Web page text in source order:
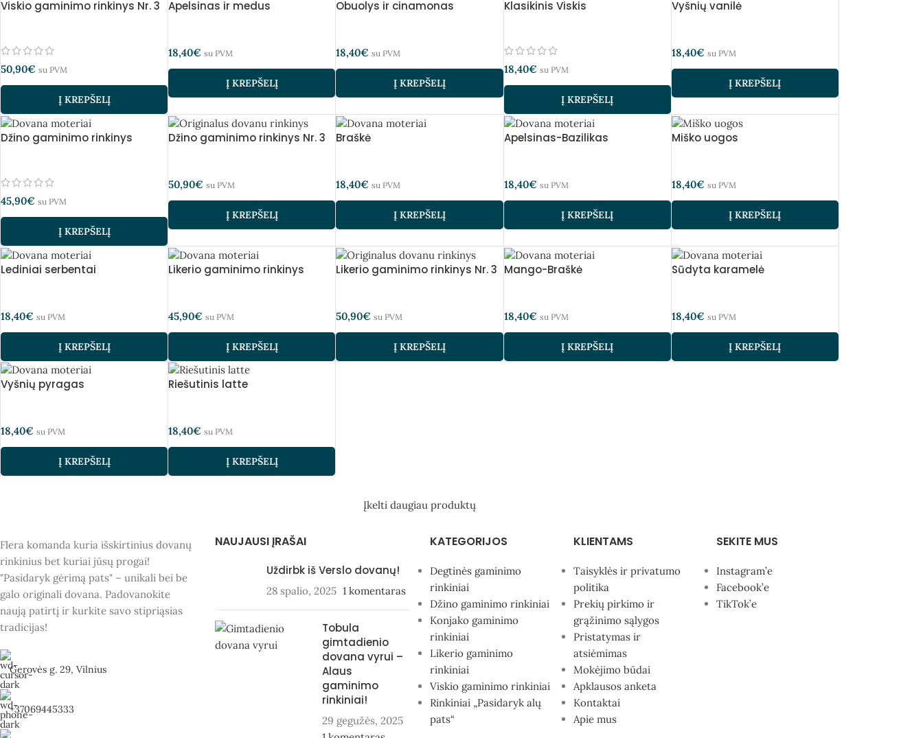
Viskio gaminimo rinkinys Nr. 3
50,90€ su PVM
Į KREPŠELĮ
Apelsinas ir medus
18,40€ su PVM
Į KREPŠELĮ
Obuolys ir cinamonas
18,40€ su PVM
Į KREPŠELĮ
Klasikinis Viskis
18,40€ su PVM
Į KREPŠELĮ
Vyšnių vanilė
18,40€ su PVM
Į KREPŠELĮ
Džino gaminimo rinkinys
45,90€ su PVM
Į KREPŠELĮ
Džino gaminimo rinkinys Nr. 3
50,90€ su PVM
Į KREPŠELĮ
Braškė
18,40€ su PVM
Į KREPŠELĮ
Apelsinas-Bazilikas
18,40€ su PVM
Į KREPŠELĮ
Miško uogos
18,40€ su PVM
Į KREPŠELĮ
Lediniai serbentai
18,40€ su PVM
Į KREPŠELĮ
Likerio gaminimo rinkinys
45,90€ su PVM
Į KREPŠELĮ
Likerio gaminimo rinkinys Nr. 3
50,90€ su PVM
Į KREPŠELĮ
Mango-Braškė
18,40€ su PVM
Į KREPŠELĮ
Sūdyta karamelė
18,40€ su PVM
Į KREPŠELĮ
Vyšnių pyragas
18,40€ su PVM
Į KREPŠELĮ
Riešutinis latte
18,40€ su PVM
Į KREPŠELĮ
Įkelti daugiau produktų
Flera komanda kuria išskirtinius dovanų
rinkinius bet kuriai jūsų progai!
"Pasidaryk gėrimą pats" – unikali bei be
galo originali dovana. Padovanokite
naują patirtį ir kurkite savo stipriąsias
tradicijas!
Gerovės g. 29, Vilnius
+37069445333
NAUJAUSI ĮRAŠAI
Uždirbk iš Verslo dovanų!
28 spalio, 2025 1 komentaras
Tobula
gimtadienio
dovana vyrui –
Alaus
gaminimo
rinkiniai!
29 gegužės, 2025
KATEGORIJOS
Degtinės gaminimo
rinkiniai
Džino gaminimo rinkiniai
Konjako gaminimo
rinkiniai
Likerio gaminimo
rinkiniai
Viskio gaminimo rinkiniai
Rinkiniai „Pasidaryk alų
pats“
KLIENTAMS
Taisyklės ir privatumo
politika
Prekių pirkimo ir
grąžinimo sąlygos
Pristatymas ir
atsiėmimas
Mokėjimo būdai
Apklausos anketa
Kontaktai
Apie mus
SEKITE MUS
Instagram’e
Facebook’e
TikTok’e